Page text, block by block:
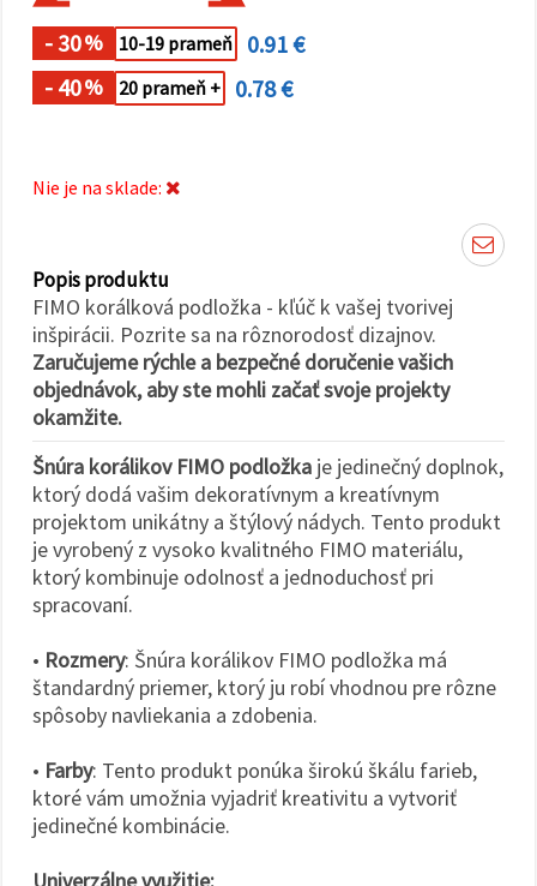
Nastaveniach
výberom
daného
typu
súborov
cookie a
Nastavenia
- 30% 10-19 prameň
0.91 €
- 40% 20 prameň + 0.78 €
Nie je na sklade:
Popis produktu
FIMO korálková podložka - kľúč k vašej tvorivej
inšpirácii. Pozrite sa na rôznorodosť dizajnov.
Zaručujeme rýchle a bezpečné doručenie vašich
objednávok, aby ste mohli začať svoje projekty
okamžite.
Šnúra korálikov FIMO podložka je jedinečný doplnok,
ktorý dodá vašim dekoratívnym a kreatívnym
projektom unikátny a štýlový nádych. Tento produkt
je vyrobený z vysoko kvalitného FIMO materiálu,
ktorý kombinuje odolnosť a jednoduchosť pri
spracovaní.
• Rozmery: Šnúra korálikov FIMO podložka má
štandardný priemer, ktorý ju robí vhodnou pre rôzne
spôsoby navliekania a zdobenia.
• Farby: Tento produkt ponúka širokú škálu farieb,
ktoré vám umožnia vyjadriť kreativitu a vytvoriť
jedinečné kombinácie.
Univerzálne využitie: